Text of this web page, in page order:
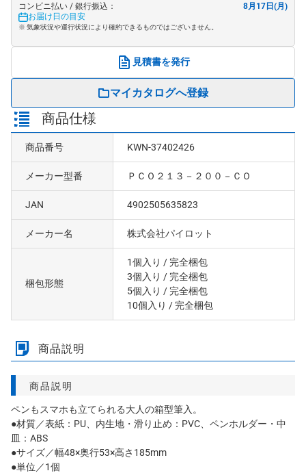
コンビニ払い / 銀行振込：
8月17日(月)
お届け日の目安
※ 気象状況や運行状況により確約できるものではございません。
見積書を発行
マイカタログへ登録
商品仕様
商品番号 KWN-37402426
メーカー型番 ＰＣＯ２１３－２００－ＣＯ
JAN 4902505635823
メーカー名 株式会社パイロット
梱包形態
1個入り / 完全梱包
3個入り / 完全梱包
5個入り / 完全梱包
10個入り / 完全梱包
商品説明
商品説明
ペンもスマホも立てられる大人の箱型筆入。
●材質／表紙：PU、内生地・滑り止め：PVC、ペンホルダー・中
皿：ABS
●サイズ／幅48×奥行53×高さ185mm
●単位／1個